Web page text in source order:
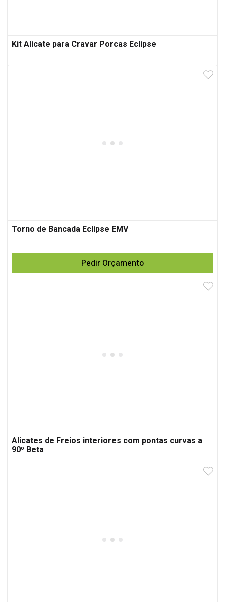
Kit Alicate para Cravar Porcas Eclipse
Torno de Bancada Eclipse EMV
Pedir Orçamento
Alicates de Freios interiores com pontas curvas a
90º Beta